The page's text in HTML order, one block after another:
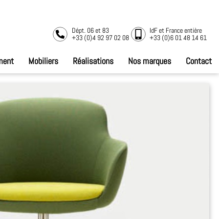
Dépt. 06 et 83
+33 (0)4 92 97 02 08
IdF et France entière
+33 (0)6 01 48 14 61
Mobiliers Réalisations Nos marques Contact